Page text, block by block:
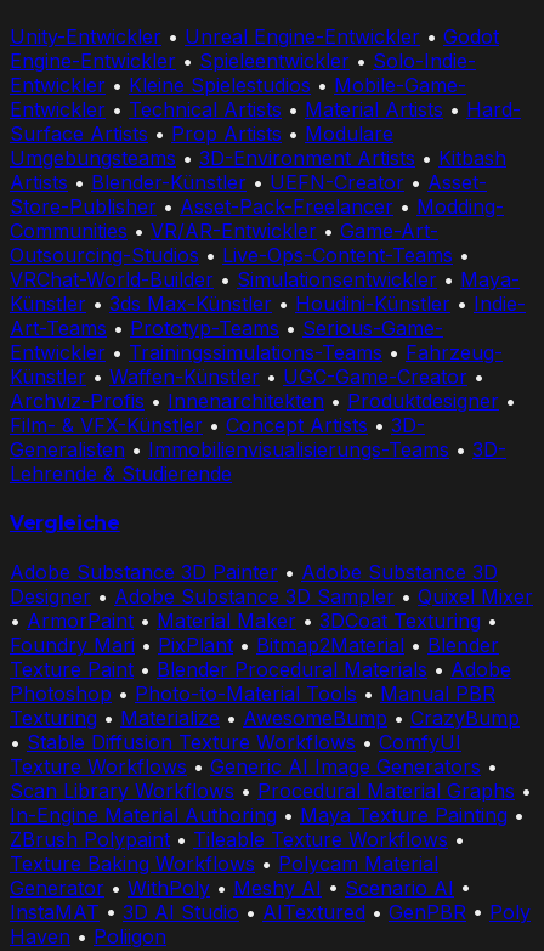
Unity-Entwickler • Unreal Engine-Entwickler • Godot
Engine-Entwickler • Spieleentwickler • Solo-Indie-
Entwickler • Kleine Spielestudios • Mobile-Game-
Entwickler • Technical Artists • Material Artists • Hard-
Surface Artists • Prop Artists • Modulare
Umgebungsteams • 3D-Environment Artists • Kitbash
Artists • Blender-Künstler • UEFN-Creator • Asset-
Store-Publisher • Asset-Pack-Freelancer • Modding-
Communities • VR/AR-Entwickler • Game-Art-
Outsourcing-Studios • Live-Ops-Content-Teams •
VRChat-World-Builder • Simulationsentwickler • Maya-
Künstler • 3ds Max-Künstler • Houdini-Künstler • Indie-
Art-Teams • Prototyp-Teams • Serious-Game-
Entwickler • Trainingssimulations-Teams • Fahrzeug-
Künstler • Waffen-Künstler • UGC-Game-Creator •
Archviz-Profis • Innenarchitekten • Produktdesigner •
Film- & VFX-Künstler • Concept Artists • 3D-
Generalisten • Immobilienvisualisierungs-Teams • 3D-
Lehrende & Studierende
Vergleiche
Adobe Substance 3D Painter • Adobe Substance 3D
Designer • Adobe Substance 3D Sampler • Quixel Mixer
• ArmorPaint • Material Maker • 3DCoat Texturing •
Foundry Mari • PixPlant • Bitmap2Material • Blender
Texture Paint • Blender Procedural Materials • Adobe
Photoshop • Photo-to-Material Tools • Manual PBR
Texturing • Materialize • AwesomeBump • CrazyBump
• Stable Diffusion Texture Workflows • ComfyUI
Texture Workflows • Generic AI Image Generators •
Scan Library Workflows • Procedural Material Graphs •
In-Engine Material Authoring • Maya Texture Painting •
ZBrush Polypaint • Tileable Texture Workflows •
Texture Baking Workflows • Polycam Material
Generator • WithPoly • Meshy AI • Scenario AI •
InstaMAT • 3D AI Studio • AITextured • GenPBR • Poly
Haven • Poliigon